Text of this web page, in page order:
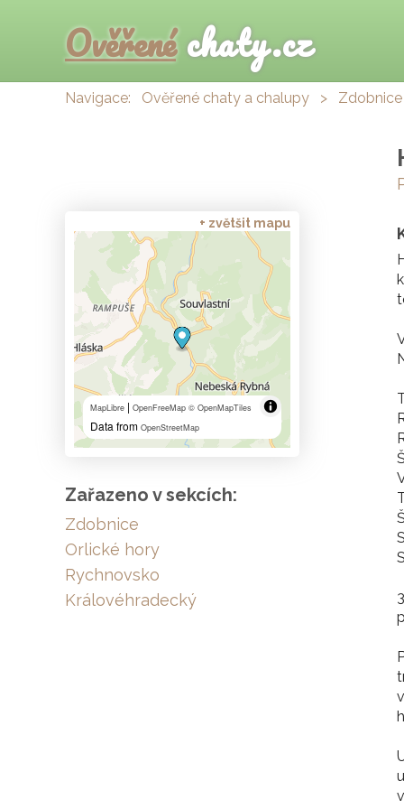
Ověřenéchaty.cz
Navigace: Ověřené chaty a chalupy > Zdobnice
+ zvětšit mapu
MapLibre | OpenFreeMap © OpenMapTiles
Data from OpenStreetMap
Zařazeno v sekcích:
Zdobnice
Orlické hory
Rychnovsko
Královéhradecký